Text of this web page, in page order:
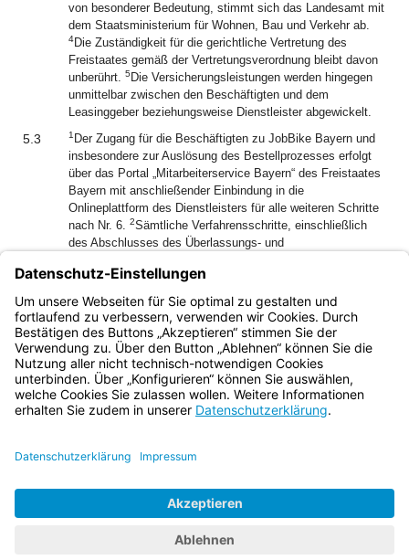
von besonderer Bedeutung, stimmt sich das Landesamt mit
dem Staatsministerium für Wohnen, Bau und Verkehr ab.
4Die Zuständigkeit für die gerichtliche Vertretung des
Freistaates gemäß der Vertretungsverordnung bleibt davon
unberührt. 5 Die Versicherungsleistungen werden hingegen
unmittelbar zwischen den Beschäftigten und dem
Leasinggeber beziehungsweise Dienstleister abgewickelt.
5.3 1 Der Zugang für die Beschäftigten zu JobBike Bayern und
insbesondere zur Auslösung des Bestellprozesses erfolgt
über das Portal „Mitarbeiterservice Bayern“ des Freistaates
Bayern mit anschließender Einbindung in die
Onlineplattform des Dienstleisters für alle weiteren Schritte
nach Nr. 6. 2Sämtliche Verfahrensschritte, einschließlich
des Abschlusses des Überlassungs- und
elektronisch über das Portal „Mitarbeiterservice Bayern“ des
Freistaates Bayern in Verbindung mit der Onlineplattform
des Dienstleisters.
Bayern.de
BayernPortal
Impressum